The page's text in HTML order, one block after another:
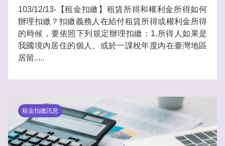
103/12/13-【租金扣繳】租賃所得和權利金所得如何
辦理扣繳？扣繳義務人在給付租賃所得或權利金所得
的時候，要依照下列規定辦理扣繳：1.所得人如果是
我國境內居住的個人、或於一課稅年度內在臺灣地區
居留.....
租金扣繳訊息